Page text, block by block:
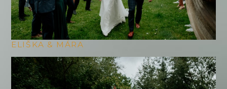
ELIŠKA & MÁRA